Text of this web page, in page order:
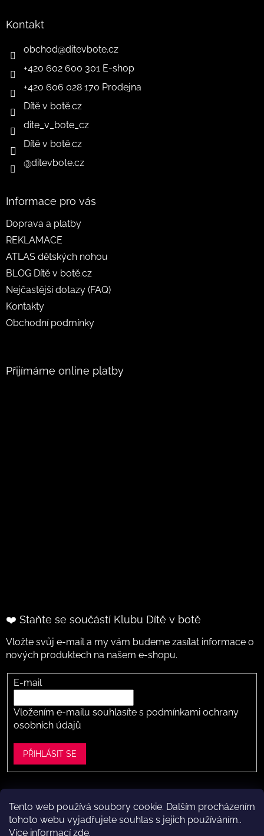
Tento web používá soubory cookie. Dalším procházením
tohoto webu vyjadřujete souhlas s jejich používáním..
Více informacízde.
Kontakt
obchod@ditevbote.cz
+420 602 600 301 E-shop
+420 606 028 170 Prodejna
Dítě v botě.cz
dite_v_bote_cz
Dítě v botě.cz
@ditevbote.cz
Informace pro vás
Doprava a platby
REKLAMACE
ATLAS dětských nohou
BLOG Dítě v botě.cz
Nejčastější dotazy (FAQ)
Kontakty
Obchodní podmínky
Přijímáme online platby
❤️ Staňte se součástí Klubu Dítě v botě
Vložte svůj e-mail a my vám budeme zasílat informace o
nových produktech na našem e-shopu.
E-mail
Vložením e-mailu souhlasíte s podmínkami ochrany
osobních údajů
PŘIHLÁSIT SE
Vytvořil Shoptet